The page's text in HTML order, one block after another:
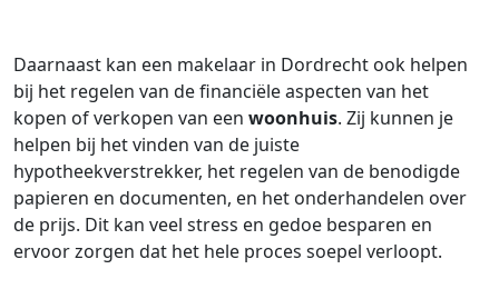
Daarnaast kan een makelaar in Dordrecht ook helpen
bij het regelen van de financiële aspecten van het
kopen of verkopen van een woonhuis. Zij kunnen je
helpen bij het vinden van de juiste
hypotheekverstrekker, het regelen van de benodigde
papieren en documenten, en het onderhandelen over
de prijs. Dit kan veel stress en gedoe besparen en
ervoor zorgen dat het hele proces soepel verloopt.